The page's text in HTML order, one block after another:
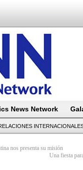
News Network
nos presenta su misión
Una fiesta